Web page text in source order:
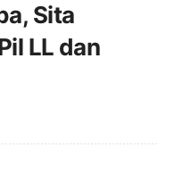
Sita
LL dan